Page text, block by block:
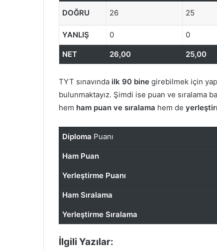
DOĞRU 26 25
YANLIŞ 0 0
NET 26,00 25,00
TYT sınavında ilk 90 bine girebilmek için
bulunmaktayız. Şimdi ise puan ve sıralama
hem ham puan ve sıralama hem de
Diploma Puanı
Ham Puan
Yerleştirme Puanı
Ham Sıralama
Yerleştirme Sıralama
İlgili Yazılar: